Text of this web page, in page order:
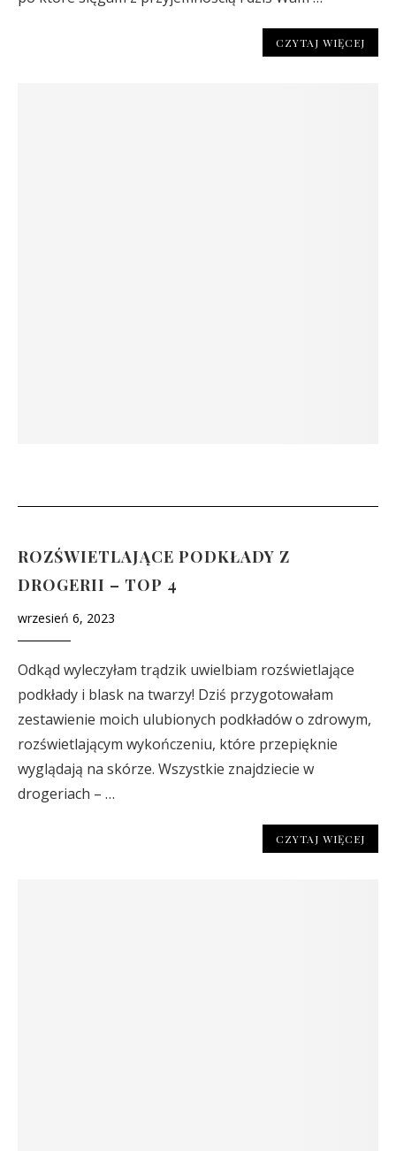
CZYTAJ WIĘCEJ
ROZŚWIETLAJĄCE PODKŁADY Z
DROGERII – TOP 4
wrzesień 6, 2023
Odkąd wyleczyłam trądzik uwielbiam rozświetlające
podkłady i blask na twarzy! Dziś przygotowałam
zestawienie moich ulubionych podkładów o zdrowym,
rozświetlającym wykończeniu, które przepięknie
wyglądają na skórze. Wszystkie znajdziecie w
drogeriach – …
CZYTAJ WIĘCEJ